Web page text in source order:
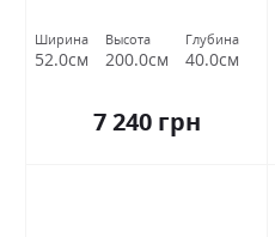
Ширина
52.0см
Высота
200.0см
Глубина
40.0см
7 240 грн